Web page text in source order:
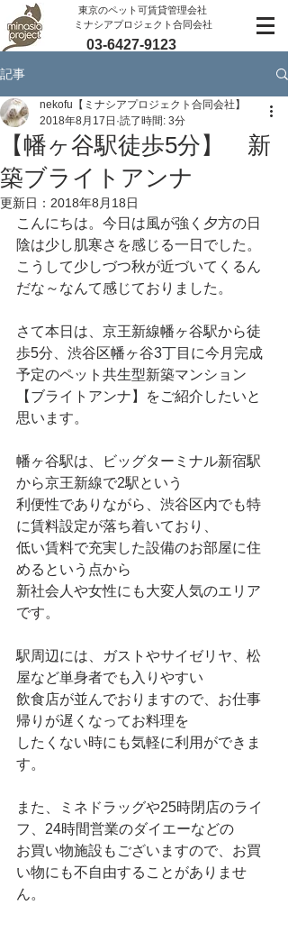
​東京のペット可賃貸管理会社
ミナシアプロジェクト合同会社
03-6427-9123
記事
【幡ヶ谷駅徒歩5分】 新
築ブライトアンナ
nekofu【ミナシアプロジェクト合同会社】
2018年8月17日 読了時間: 3分
更新日： 2018年8月18日
こんにちは。今日は風が強く夕方の日
陰は少し肌寒さを感じる一日でした。
こうして少しづつ秋が近づいてくるん
だな～なんて感じておりました。
さて本日は、京王新線幡ヶ谷駅から徒
歩5分、渋谷区幡ヶ谷3丁目に今月完成
予定のペット共生型新築マンション
【ブライトアンナ】をご紹介したいと
思います。
幡ヶ谷駅は、ビッグターミナル新宿駅
から京王新線で2駅という
利便性でありながら、渋谷区内でも特
に賃料設定が落ち着いており、
低い賃料で充実した設備のお部屋に住
めるという点から
新社会人や女性にも大変人気のエリア
です。
駅周辺には、ガストやサイゼリヤ、松
屋など単身者でも入りやすい
飲食店が並んでおりますので、お仕事
帰りが遅くなってお料理を
したくない時にも気軽に利用ができま
す。
また、ミネドラッグや25時閉店のライ
フ、24時間営業のダイエーなどの
お買い物施設もございますので、お買
い物にも不自由することがありませ
ん。